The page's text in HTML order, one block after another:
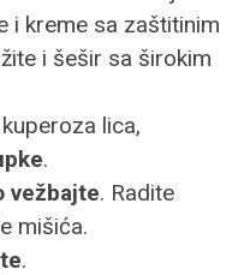
i kreme sa zaštitinim
i šešir sa širokim
lica,
.
vežbajte. Radite
mišića.
.